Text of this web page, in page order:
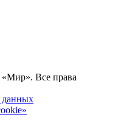
Все права
данных